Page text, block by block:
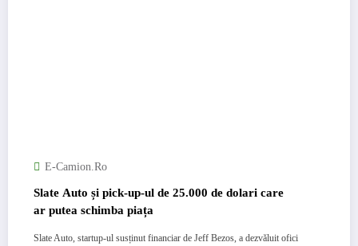
E-Camion.ro
Slate Auto și pick-up-ul de 25.000 de dolari care
ar putea schimba piața
Slate Auto, startup-ul susținut financiar de Jeff Bezos, a dezvăluit ofici